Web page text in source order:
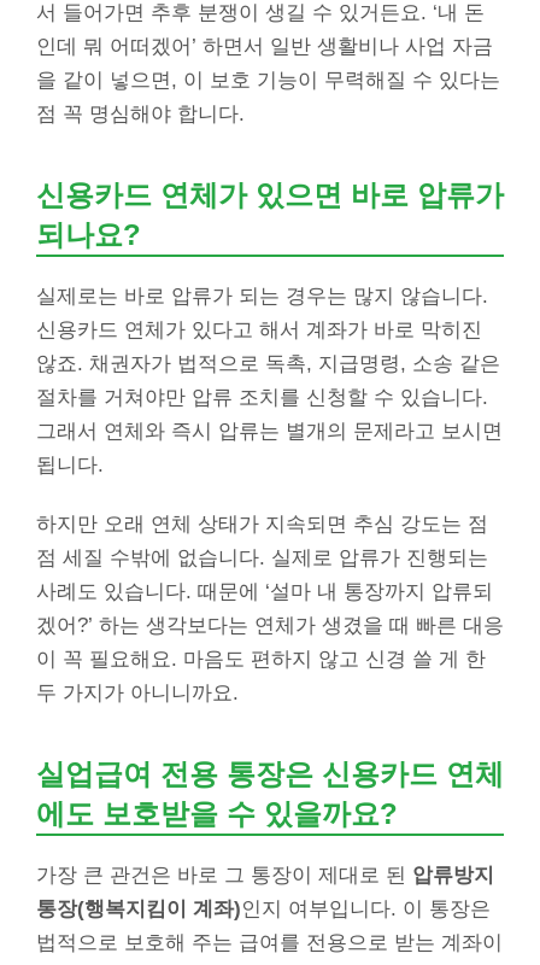
서 들어가면 추후 분쟁이 생길 수 있거든요. ‘내 돈
인데 뭐 어떠겠어’ 하면서 일반 생활비나 사업 자금
을 같이 넣으면, 이 보호 기능이 무력해질 수 있다는
점 꼭 명심해야 합니다.
신용카드 연체가 있으면 바로 압류가
되나요?
실제로는 바로 압류가 되는 경우는 많지 않습니다.
신용카드 연체가 있다고 해서 계좌가 바로 막히진
않죠. 채권자가 법적으로 독촉, 지급명령, 소송 같은
절차를 거쳐야만 압류 조치를 신청할 수 있습니다.
그래서 연체와 즉시 압류는 별개의 문제라고 보시면
됩니다.
하지만 오래 연체 상태가 지속되면 추심 강도는 점
점 세질 수밖에 없습니다. 실제로 압류가 진행되는
사례도 있습니다. 때문에 ‘설마 내 통장까지 압류되
겠어?’ 하는 생각보다는 연체가 생겼을 때 빠른 대응
이 꼭 필요해요. 마음도 편하지 않고 신경 쓸 게 한
두 가지가 아니니까요.
실업급여 전용 통장은 신용카드 연체
에도 보호받을 수 있을까요?
가장 큰 관건은 바로 그 통장이 제대로 된 압류방지
통장(행복지킴이 계좌)인지 여부입니다. 이 통장은
법적으로 보호해 주는 급여를 전용으로 받는 계좌이